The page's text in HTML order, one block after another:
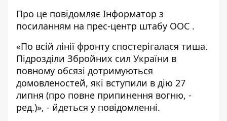
Про це повідомляє Інформатор з
посиланням на прес-центр штабу ООС .
«По всій лінії фронту спостерігалася тиша.
Підрозділи Збройних сил України в
повному обсязі дотримуються
домовленостей, які вступили в дію 27
липня (про повне припинення вогню, -
ред.)», - йдеться у повідомленні.